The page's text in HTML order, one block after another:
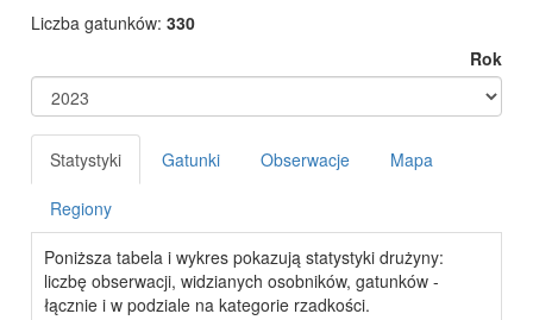
Liczba gatunków:330
Rok
Statystyki Gatunki Obserwacje Mapa
Regiony
Poniższa tabela i wykres pokazują statystyki drużyny:
liczbę obserwacji, widzianych osobników, gatunków -
łącznie i w podziale na kategorie rzadkości.